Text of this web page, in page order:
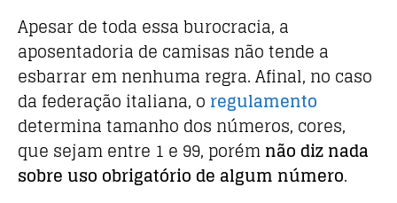
Apesar de toda essa burocracia, a
aposentadoria de camisas não tende a
esbarrar em nenhuma regra. Afinal, no caso
da federação italiana, o regulamento
determina tamanho dos números, cores,
que sejam entre 1 e 99, porémnão diz nada
sobre uso obrigatório de algum número.